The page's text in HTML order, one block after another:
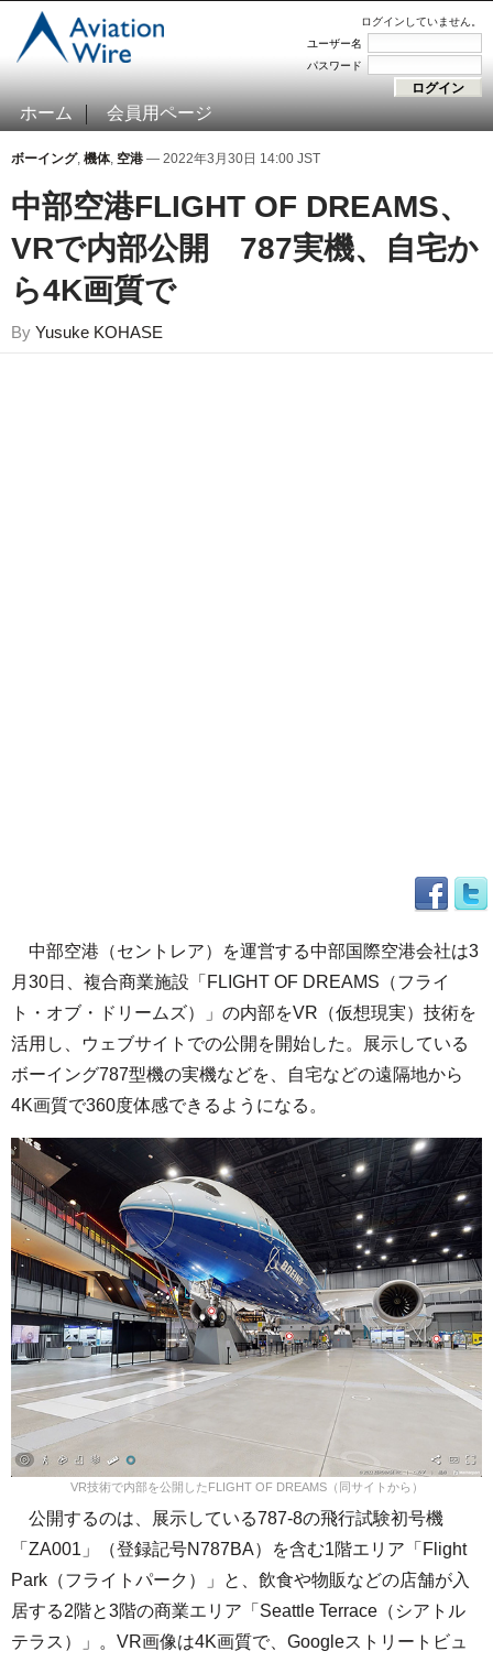
ログインしていません。
ユーザー名
パスワード
ホーム 会員用ページ
ボーイング, 機体, 空港 — 2022年3月30日 14:00 JST
中部空港FLIGHT OF DREAMS、
VRで内部公開 787実機、自宅か
ら4K画質で
By Yusuke KOHASE
中部空港（セントレア）を運営する中部国際空港会社は3
月30日、複合商業施設「FLIGHT OF DREAMS（フライ
ト・オブ・ドリームズ）」の内部をVR（仮想現実）技術を
活用し、ウェブサイトでの公開を開始した。展示している
ボーイング787型機の実機などを、自宅などの遠隔地から
4K画質で360度体感できるようになる。
VR技術で内部を公開したFLIGHT OF DREAMS（同サイトから）
公開するのは、展示している787-8の飛行試験初号機
「ZA001」（登録記号N787BA）を含む1階エリア「Flight
Park（フライトパーク）」と、飲食や物販などの店舗が入
居する2階と3階の商業エリア「Seattle Terrace（シアトル
テラス）」。VR画像は4K画質で、Googleストリートビュ